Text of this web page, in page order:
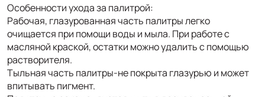
Особенности ухода за палитрой:
Рабочая, глазурованная часть палитры легко
очищается при помощи воды и мыла. При работе с
масляной краской, остатки можно удалить с помощью
растворителя.
Тыльная часть палитры-не покрыта глазурью и может
впитывать пигмент.